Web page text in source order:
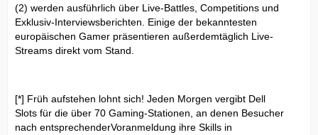
(2) werden ausführlich über Live-Battles, Competitions und
Exklusiv-Interviewsberichten. Einige der bekanntesten
europäischen Gamer präsentieren außerdemtäglich Live-
Streams direkt vom Stand.
[*] Früh aufstehen lohnt sich! Jeden Morgen vergibt Dell
Slots für die über 70 Gaming-Stationen, an denen Besucher
nach entsprechenderVoranmeldung ihre Skills in